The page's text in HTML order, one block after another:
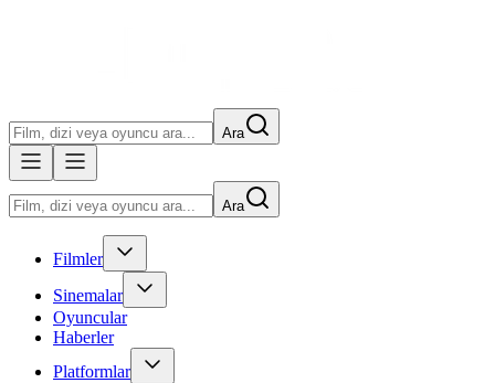
Ara
Ara
Filmler
Sinemalar
Oyuncular
Haberler
Platformlar